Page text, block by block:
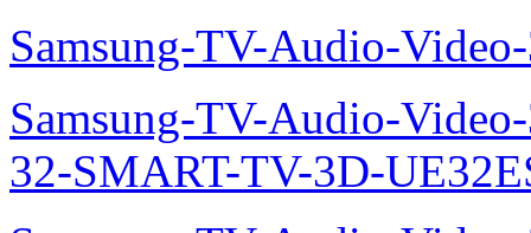
Samsung-TV-Audio-
Samsung-TV-Audio-
32-SMART-TV-3D-